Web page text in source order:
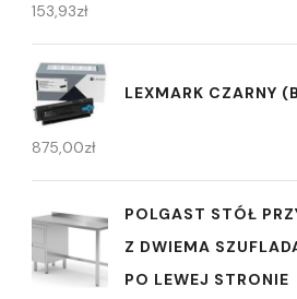
153,93zł
LEXMARK CZARNY
875,00zł
POLGAST STÓŁ
Z DWIEMA
PO LEWEJ STRONIE